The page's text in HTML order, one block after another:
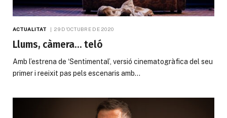
ACTUALITAT 29 D'OCTUBRE DE 2020
Llums, càmera… teló
Amb l’estrena de ‘Sentimental’, versió cinematogràfica del seu
primer i reeixit pas pels escenaris amb…